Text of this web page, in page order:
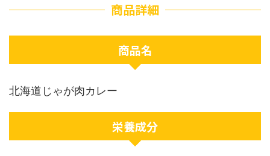
商品詳細
商品名
北海道じゃが肉カレー
栄養成分